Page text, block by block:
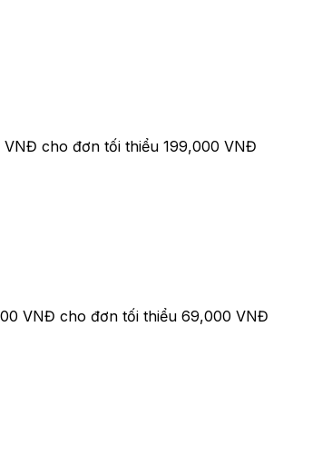
cho đơn tối thiểu 199,000 VNĐ
VNĐ cho đơn tối thiểu 69,000 VNĐ